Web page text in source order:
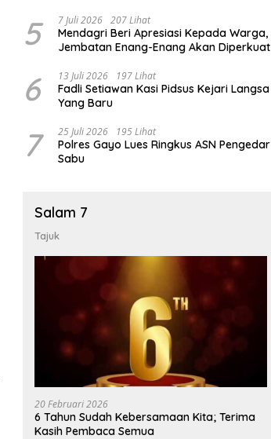
5 7 Juli 2026 207 Lihat
Mendagri Beri Apresiasi Kepada Warga,
Jembatan Enang-Enang Akan Diperkuat
6 13 Juli 2026 197 Lihat
Fadli Setiawan Kasi Pidsus Kejari Langsa
Yang Baru
7 25 Juli 2026 195 Lihat
Polres Gayo Lues Ringkus ASN Pengedar
Sabu
Salam 7
Tajuk
20 Februari 2026
6 Tahun Sudah Kebersamaan Kita; Terima
Kasih Pembaca Semua